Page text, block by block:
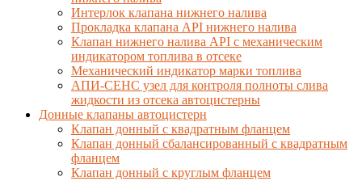
Интерлок клапана нижнего налива
Прокладка клапана API нижнего налива
Клапан нижнего налива API с механическим
индикатором топлива в отсеке
Механический индикатор марки топлива
АПИ-СЕНС узел для контроля полноты слива
жидкости из отсека автоцистерны
Донные клапаны автоцистерн
Клапан донный с квадратным фланцем
Клапан донный сбалансированный с квадратным
фланцем
Клапан донный с круглым фланцем